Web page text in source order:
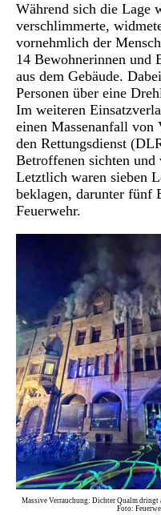
Während sich die Lage
verschlimmerte,
vornehmlich der
14 Bewohnerinnen und
aus dem Gebäude.
Personen über eine
Im weiteren
einen Massenanfall
den Rettungsdienst
Betroffenen sichten und
Letztlich waren sieben
beklagen, darunter fünf
Feuerwehr.
Massive Verrauchung: Dichter Qualm dringt
Foto: